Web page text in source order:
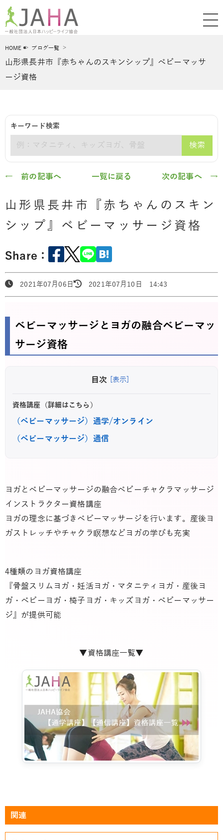
HOME ブログ一覧
山形県長井市『赤ちゃんのスキンシップ』ベビーマッサ
ージ資格
キーワード検索
検索
← 前の記事へ 一覧に戻る 次の記事へ →
山形県長井市『赤ちゃんのスキン
シップ』ベビーマッサージ資格
Share：
2021年07月06日 2021年07月10日 14:43
ベビーマッサージとヨガの融合ベビーマッ
サージ資格
目次 [表示]
資格講座（詳細はこちら）
（ベビーマッサージ）通学/オンライン
（ベビーマッサージ）通信
ヨガとベビーマッサージの融合ベビーチャクラマッサージ
インストラクター資格講座
ヨガの理念に基づきベビーマッサージを行います。産後ヨ
ガストレッチやチャクラ瞑想などヨガの学びも充実
4種類のヨガ資格講座
『骨盤スリムヨガ・妊活ヨガ・マタニティヨガ・産後ヨ
ガ・ベビーヨガ・椅子ヨガ・キッズヨガ・ベビーマッサー
ジ』が提供可能
▼資格講座一覧▼
関連